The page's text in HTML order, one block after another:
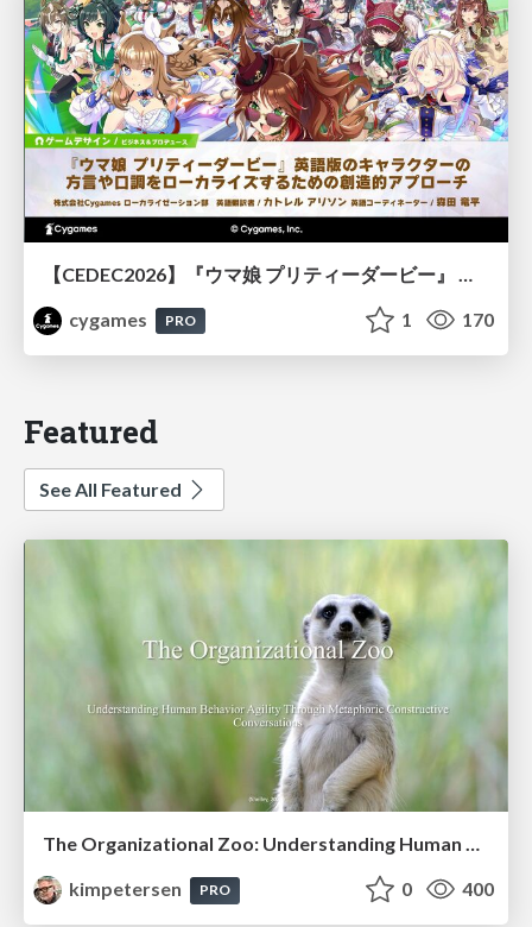
【CEDEC2026】『ウマ娘 プリティーダービー』 英語版のキャラクターの方言や口調をローカライズするための創造的アプローチ
cygames
PRO 1 170
Featured
See All Featured
The Organizational Zoo: Understanding Human Behavior Agility Through Metaphoric Constructive Conversations (based on the works of Arthur Shelley, Ph.D)
kimpetersen
PRO 0 400